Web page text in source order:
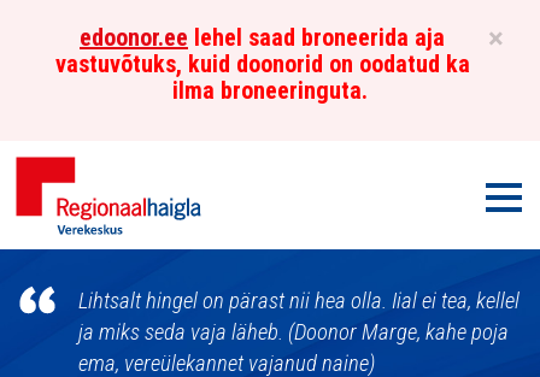
×
edoonor.ee lehel saad broneerida aja
vastuvõtuks, kuid doonorid on oodatud ka
ilma broneeringuta.
Põhja-
EestiLihtsalt hingel on pärast nii hea olla. Iial ei tea, kellel
ja miks seda vaja läheb. (Doonor Marge, kahe poja
ema, vereülekannet vajanud naine)